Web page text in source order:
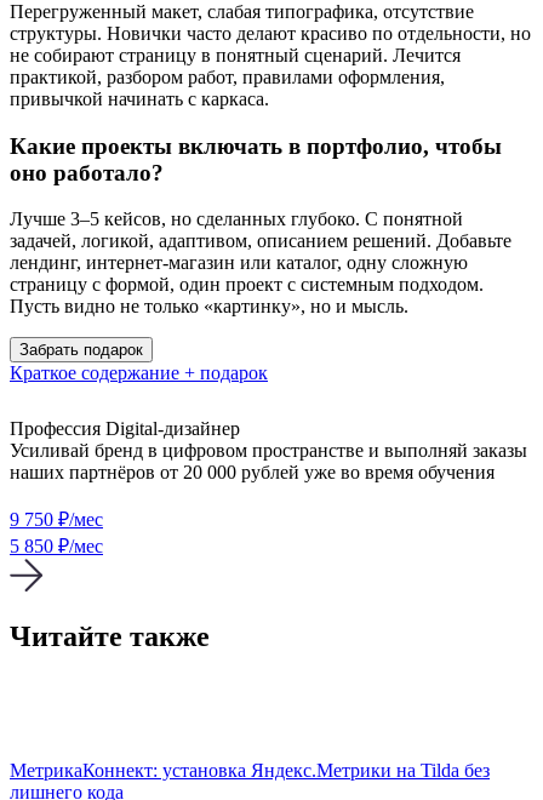
Перегруженный макет, слабая типографика, отсутствие
структуры. Новички часто делают красиво по отдельности, но
не собирают страницу в понятный сценарий. Лечится
практикой, разбором работ, правилами оформления,
привычкой начинать с каркаса.
Какие проекты включать в портфолио, чтобы
оно работало?
Лучше 3–5 кейсов, но сделанных глубоко. С понятной
задачей, логикой, адаптивом, описанием решений. Добавьте
лендинг, интернет-магазин или каталог, одну сложную
страницу с формой, один проект с системным подходом.
Пусть видно не только «картинку», но и мысль.
Забрать подарок
Краткое содержание + подарок
Профессия Digital-дизайнер
Усиливай бренд в цифровом пространстве и выполняй заказы
наших партнёров от 20 000 рублей уже во время обучения
9 750 ₽/мес
5 850 ₽/мес
Читайте также
МетрикаКоннект: установка Яндекс.Метрики на Tilda без
лишнего кода